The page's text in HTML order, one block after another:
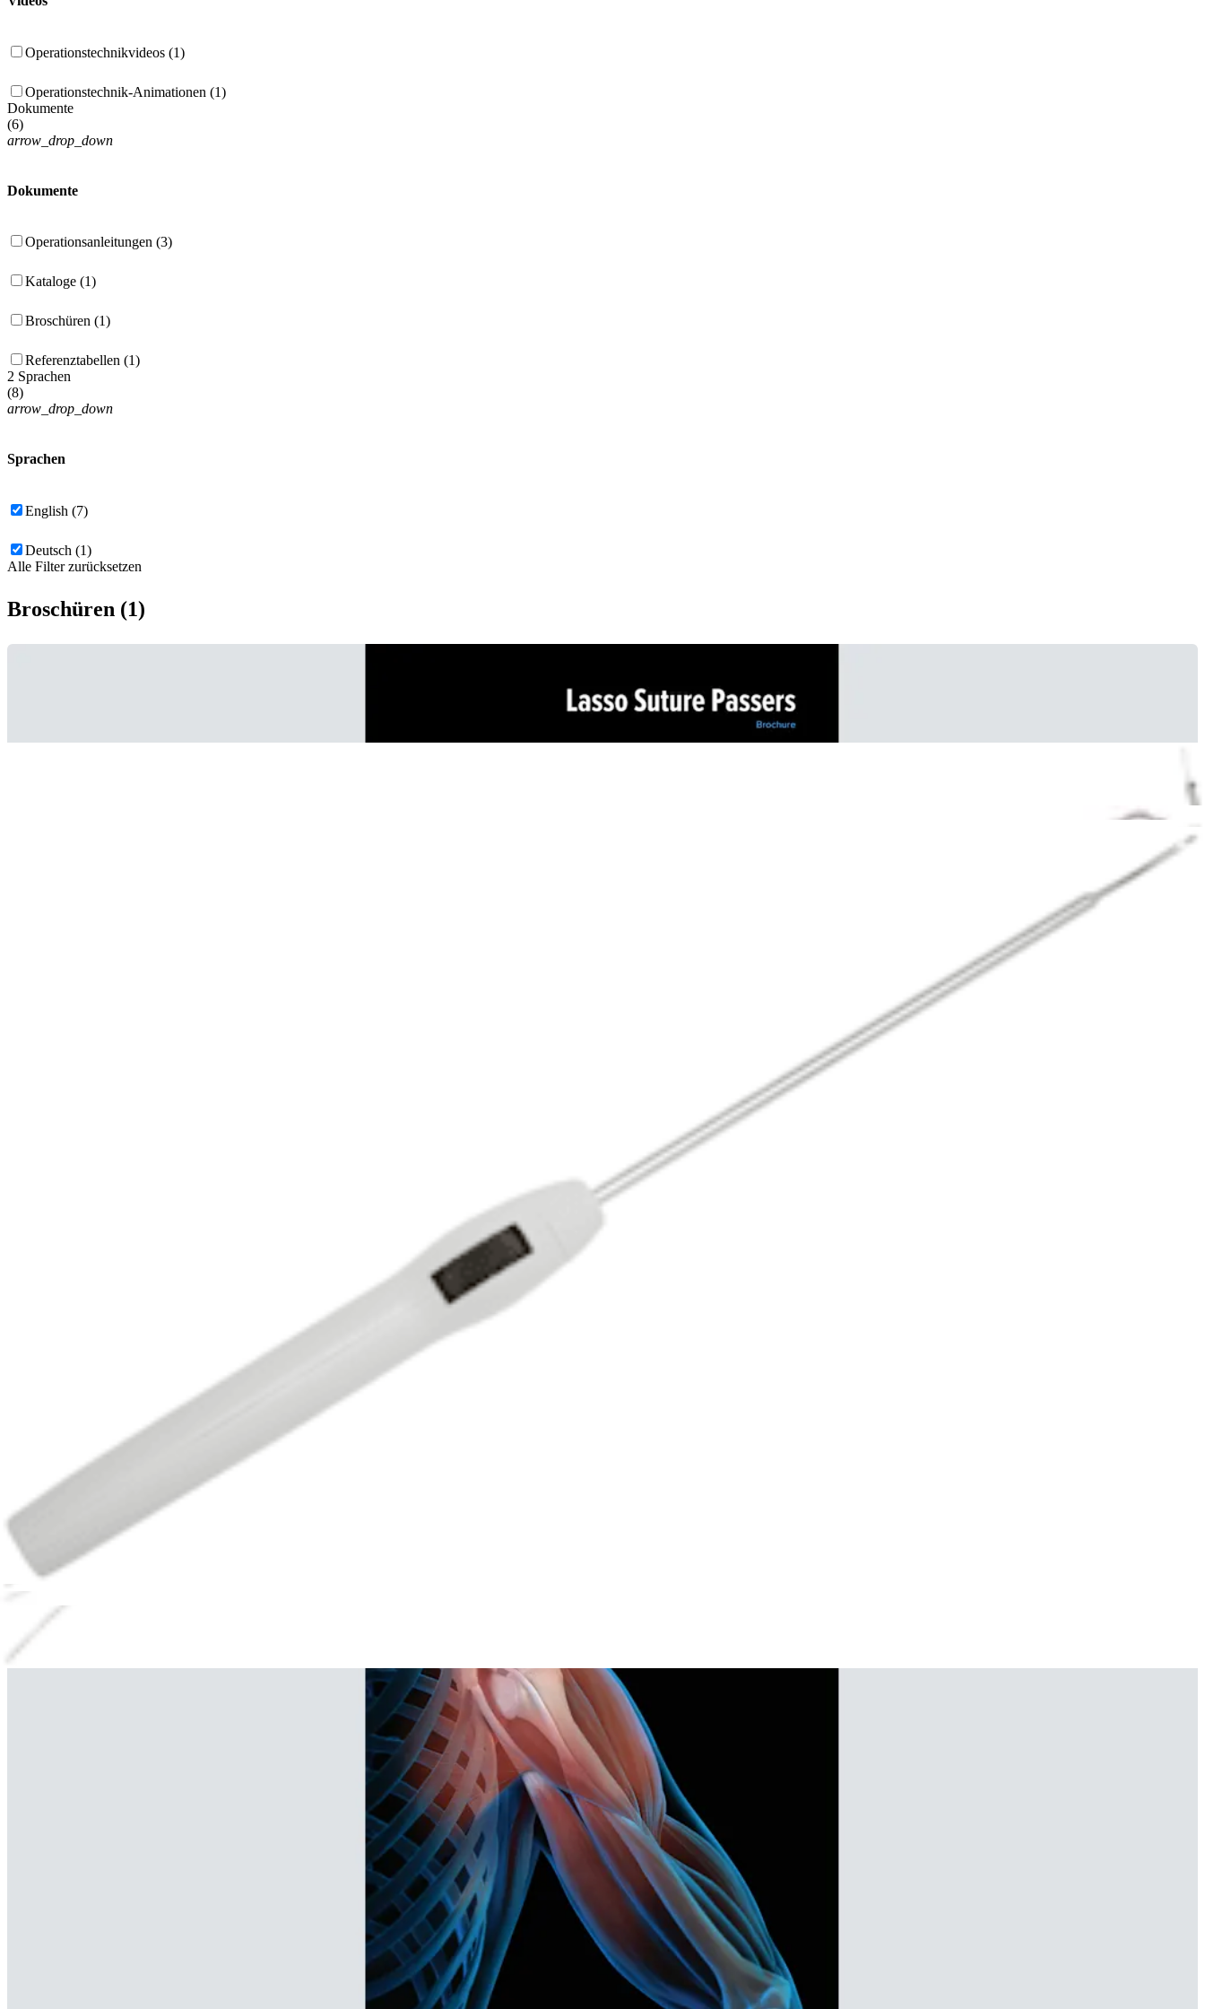
Operationstechnikvideos (1)
Operationstechnik-Animationen (1)
Dokumente
(6)
arrow_drop_down
Dokumente
Operationsanleitungen (3)
Kataloge (1)
Broschüren (1)
Referenztabellen (1)
2 Sprachen
(8)
arrow_drop_down
Sprachen
English (7)
Deutsch (1)
Alle Filter zurücksetzen
Broschüren (1)
English | 11/03/2022 | LB1-000382-en-US A
arrow_drop_down
Kataloge (1)